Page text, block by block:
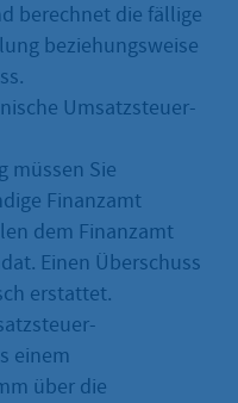
berechnet die fällige
beziehungsweise
Umsatzsteuer-
müssen Sie
Finanzamt
dem Finanzamt
Einen Überschuss
erstattet.
einem
über die